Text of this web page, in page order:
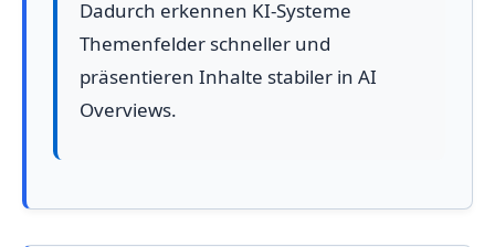
Dadurch erkennen KI-Systeme
Themenfelder schneller und
präsentieren Inhalte stabiler in AI
Overviews.